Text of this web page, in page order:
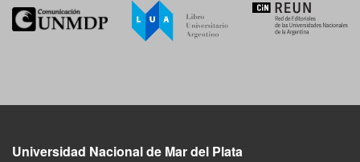
Universidad Nacional de Mar del Plata